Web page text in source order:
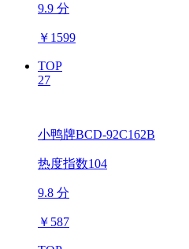
9.9 分
￥ 1599
TOP
27
小鸭牌BCD-92C162B
热度指数104
9.8 分
￥ 587